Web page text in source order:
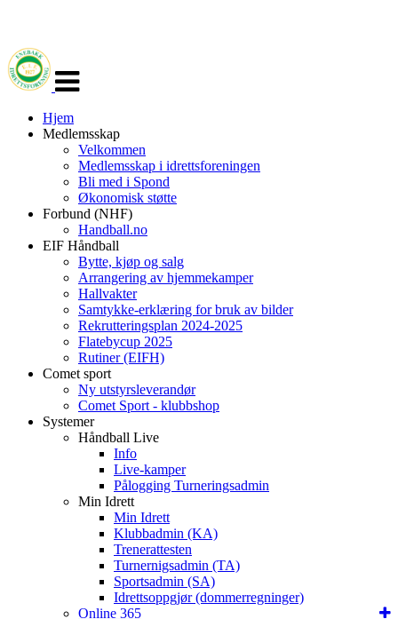
navigasjon
Hjem
Medlemsskap
Velkommen
Medlemsskap i idrettsforeningen
Bli med i Spond
Økonomisk støtte
Forbund (NHF)
Handball.no
EIF Håndball
Bytte, kjøp og salg
Arrangering av hjemmekamper
Hallvakter
Samtykke-erklæring for bruk av bilder
Rekrutteringsplan 2024-2025
Flatebycup 2025
Rutiner (EIFH)
Comet sport
Ny utstyrsleverandør
Comet Sport - klubbshop
Systemer
Håndball Live
Info
Live-kamper
Pålogging Turneringsadmin
Min Idrett
Min Idrett
Klubbadmin (KA)
Trenerattesten
Turnernigsadmin (TA)
Sportsadmin (SA)
Idrettsoppgjør (dommerregninger)
Online 365